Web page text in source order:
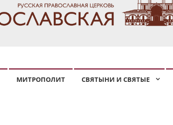
МИТРОПОЛИТ СВЯТЫНИ И СВЯТЫЕ